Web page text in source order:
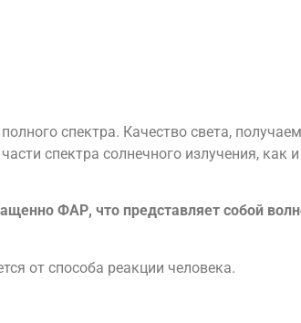
спектра. Качество света,
спектра солнечного излучения, как и
ФАР, что представляет собой
от способа реакции человека.